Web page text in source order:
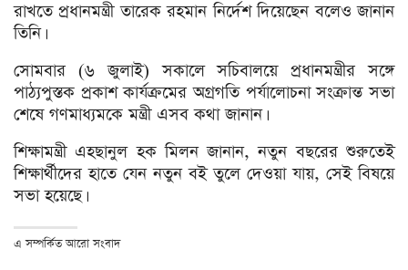
রাখতে প্রধানমন্ত্রী তারেক রহমান নির্দেশ দিয়েছেন বলেও জানান
তিনি।
সোমবার (৬ জুলাই) সকালে সচিবালয়ে প্রধানমন্ত্রীর সঙ্গে
পাঠ্যপুস্তক প্রকাশ কার্যক্রমের অগ্রগতি পর্যালোচনা সংক্রান্ত সভা
শেষে গণমাধ্যমকে মন্ত্রী এসব কথা জানান।
শিক্ষামন্ত্রী এহছানুল হক মিলন জানান, নতুন বছরের শুরুতেই
শিক্ষার্থীদের হাতে যেন নতুন বই তুলে দেওয়া যায়, সেই বিষয়ে
সভা হয়েছে।
এ সম্পর্কিত আরো সংবাদ